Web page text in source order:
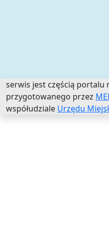
serwis jest częścią portalu
przygotowanego przez
współudziale Urzędu